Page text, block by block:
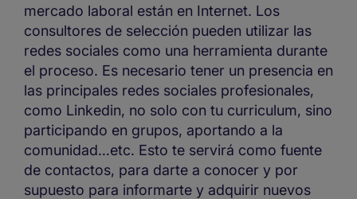
mercado laboral están en Internet. Los
consultores de selección pueden utilizar las
redes sociales como una herramienta durante
el proceso. Es necesario tener un presencia en
las principales redes sociales profesionales,
como Linkedin, no solo con tu curriculum, sino
participando en grupos, aportando a la
comunidad…etc. Esto te servirá como fuente
de contactos, para darte a conocer y por
supuesto para informarte y adquirir nuevos